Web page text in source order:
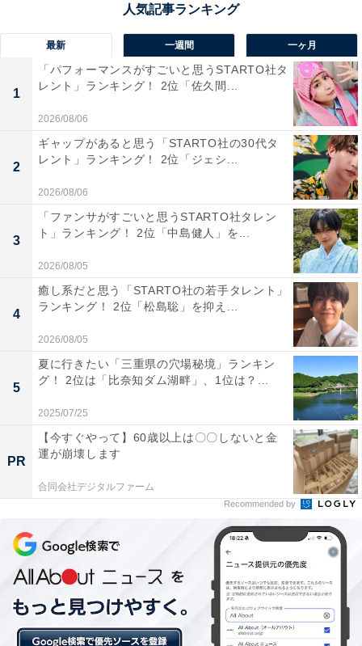
1位：『ゼルダの伝説 時のオカリナ』
（NINTENDO64）／58票
1位は「時のオカリナ」。ストーリー進行だけでなく、
「わらしべイベント」などのサブイベントや収集要素も
豊富で、何度も遊びたくなる作り込みが光ります。つり
ぼりや黄金のスタルチュラ探し、ハートのかけら収集と
いった寄り道要素は、冒険の合間に挑戦する楽しさがあ
り、やり込み度を一層高めました。当時の3D表現による
没入感も相まって、30代にとって人生の中で最も熱中し
たゲームの1つとして強い支持を得ています。
回答者からは「オカリナを演奏して楽しめるのにすごく
ハマっていた」（30代女性／茨城県）、「なかなかクリ
アが出来ず途中で挫折、しばらくしてからまた最初から
プレイで何度もやったから」（30代男性／愛知県）、
「当時としては革新的なくらいに、移動できるマップの
範囲が広大で、ただマップ上を走っているだけで膨大な
時間を使ってしまったから」（30代男性／愛知県）、
「バス釣りなど、ストーリー外のイベントもしっかりや
り込むくらいのめり込んだので」（30代男性／宮城県）
といった声が集まりました。
最新 一週間 一ヶ月
1
「パフォーマンスがすごいと思うSTARTO社タ
レント」ランキング！ 2位「佐久間...
2026/08/06
2
ギャップがあると思う「STARTO社の30代タ
レント」ランキング！ 2位「ジェシ...
2026/08/06
3
「ファンサがすごいと思うSTARTO社タレン
ト」ランキング！ 2位「中島健人」を...
2026/08/05
4
癒し系だと思う「STARTO社の若手タレント」
ランキング！ 2位「松島聡」を抑え...
2026/08/05
5
夏に行きたい「三重県の穴場秘境」ランキン
グ！ 2位は「比奈知ダム湖畔」、1位は？...
2025/07/25
PR
【今すぐやって】60歳以上は〇〇しないと金
運が崩壊します
合同会社デジタルファーム
Recommended by